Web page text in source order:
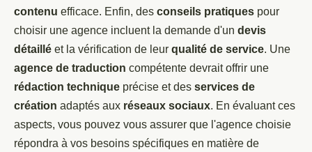
contenu efficace. Enfin, des conseils pratiques pour
choisir une agence incluent la demande d'un devis
détaillé et la vérification de leur qualité de service. Une
agence de traduction compétente devrait offrir une
rédaction technique précise et des services de
création adaptés aux réseaux sociaux. En évaluant ces
aspects, vous pouvez vous assurer que l'agence choisie
répondra à vos besoins spécifiques en matière de